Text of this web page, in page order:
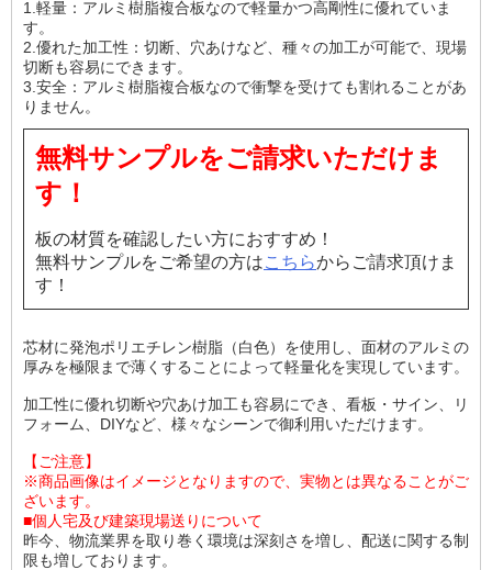
1.軽量：アルミ樹脂複合板なので軽量かつ高剛性に優れていま
す。
2.優れた加工性：切断、穴あけなど、種々の加工が可能で、現場
切断も容易にできます。
3.安全：アルミ樹脂複合板なので衝撃を受けても割れることがあ
りません。
無料サンプルをご請求いただけま
す！
板の材質を確認したい方におすすめ！
無料サンプルをご希望の方はこちらからご請求頂けま
す！
芯材に発泡ポリエチレン樹脂（白色）を使用し、面材のアルミの
厚みを極限まで薄くすることによって軽量化を実現しています。
加工性に優れ切断や穴あけ加工も容易にでき、看板・サイン、リ
フォーム、DIYなど、様々なシーンで御利用いただけます。
【ご注意】
※商品画像はイメージとなりますので、実物とは異なることがご
ざいます。
■個人宅及び建築現場送りについて
昨今、物流業界を取り巻く環境は深刻さを増し、配送に関する制
限も増しております。